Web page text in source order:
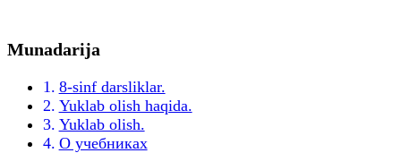
Munadarija
8-sinf darsliklar.
Yuklab olish haqida.
Yuklab olish.
О учебниках